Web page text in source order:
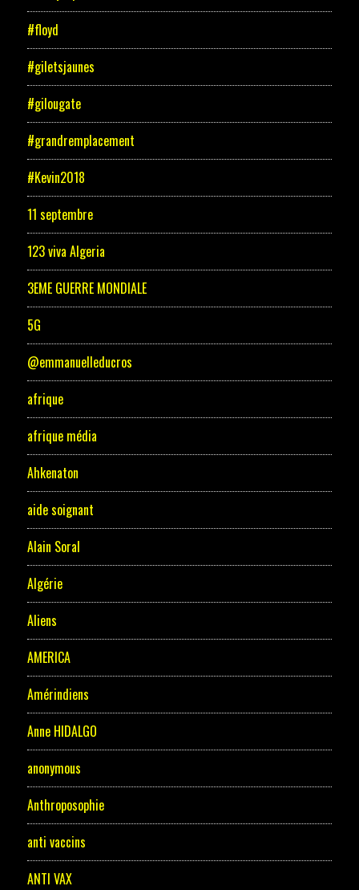
#floyd
#giletsjaunes
#gilougate
#grandremplacement
#Kevin2018
11 septembre
123 viva Algeria
3EME GUERRE MONDIALE
5G
@emmanuelleducros
afrique
afrique média
Ahkenaton
aide soignant
Alain Soral
Algérie
Aliens
AMERICA
Amérindiens
Anne HIDALGO
anonymous
Anthroposophie
anti vaccins
ANTI VAX